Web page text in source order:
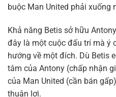
buộc Man United phải xuống
Khả năng Betis sở hữu
đây là một cuộc đấu trí mà ý
hướng về một đích. Dù Betis
tâm của Antony (chấp nhận
của Man United (cần bán
thuận lợi.